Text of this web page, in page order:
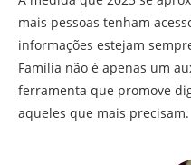
mais pessoas tenham
informações estejam
Família não é apenas um
ferramenta que promove
aqueles que mais precisam.